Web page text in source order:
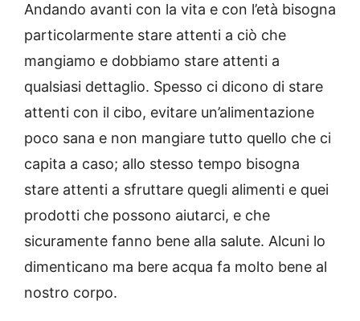
Andando avanti con la vita e con l’età bisogna
particolarmente stare attenti a ciò che
mangiamo e dobbiamo stare attenti a
qualsiasi dettaglio. Spesso ci dicono di stare
attenti con il cibo, evitare un’alimentazione
poco sana e non mangiare tutto quello che ci
capita a caso; allo stesso tempo bisogna
stare attenti a sfruttare quegli alimenti e quei
prodotti che possono aiutarci, e che
sicuramente fanno bene alla salute. Alcuni lo
dimenticano ma bere acqua fa molto bene al
nostro corpo.